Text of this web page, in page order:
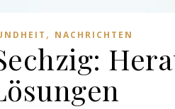
, NACHRICHTEN